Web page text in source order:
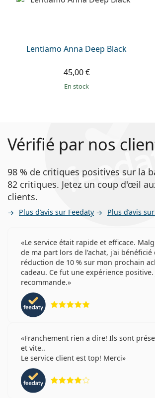
Lentiamo Anna Deep Black
45,00 €
en stock
Vérifié par nos
98 % de critiques positives sur la
82 critiques. Jetez un coup d'œil
clients.
Plus d’avis sur Feedaty Plus d’avis
Le service était rapide et efficace.
de ma part lors de l'achat, j'ai bénéficié
réduction de 10 % sur mon prochain
cadeau. Ce fut une expérience positive.
recommande.
Franchement rien a dire! Ils sont
et vite..
Le service client est top! Merci